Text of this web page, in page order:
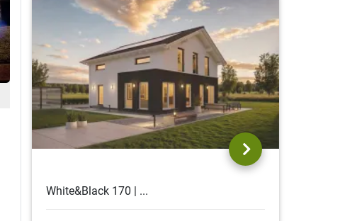
White&Black 170 | ...